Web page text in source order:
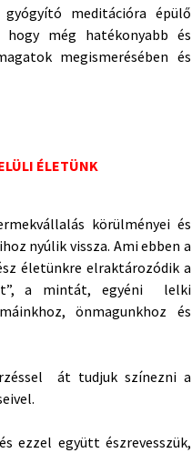
meditációra épülő
még hatékonyabb és
megismerésében és
ÉLETÜNK
körülményei és
nyúlik vissza. Ami ebben a
életünkre elraktározódik a
a mintát, egyéni lelki
önmagunkhoz és
át tudjuk színezni a
ezzel együtt észrevesszük,